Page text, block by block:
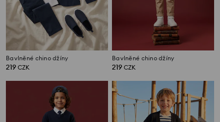
Bavlněné chino džíny
219 CZK
Bavlněné chino džíny
219 CZK